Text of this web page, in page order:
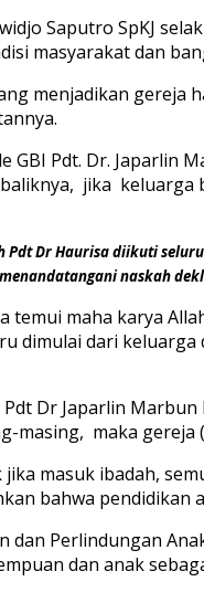
Saputro SpKJ
masyarakat dan
menjadikan
GBI Pdt. Dr. Japarlin
jika keluarga
Pdt Dr Haurisa diikuti
naskah
temui maha karya
dimulai dari
Dr Japarlin
masing, maka
masuk ibadah,
bahwa
dan Perlindungan
dan anak